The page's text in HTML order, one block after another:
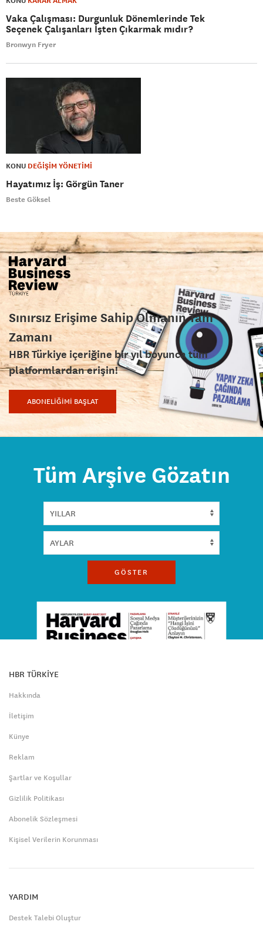
Vaka Çalışması: Durgunluk Dönemlerinde Tek
Seçenek Çalışanları İşten Çıkarmak mıdır?
Bronwyn Fryer
KONU DEĞİŞİM YÖNETİMİ
Hayatımız İş: Görgün Taner
Beste Göksel
Sınırsız Erişime Sahip Olmanın Tam
Zamanı
HBR Türkiye içeriğine bir yıl boyunca tüm
platformlardan erişin!
ABONELİĞİMİ BAŞLAT
Tüm Arşive Gözatın
GÖSTER
HBR TÜRKİYE
Hakkında
İletişim
Künye
Reklam
Şartlar ve Koşullar
Gizlilik Politikası
Abonelik Sözleşmesi
Kişisel Verilerin Korunması
YARDIM
Destek Talebi Oluştur